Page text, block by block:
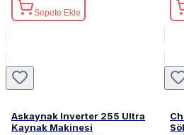
Sepete Ekle
Askaynak Inverter 255 Ultra
Kaynak Makinesi